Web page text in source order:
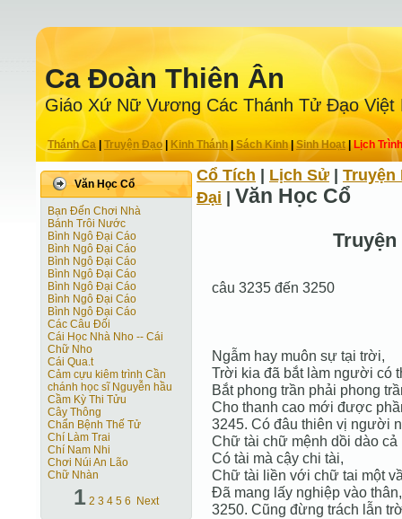
Ca Ðoàn Thiên Ân
Giáo Xứ Nữ Vương Các Thánh Tử Ðạo Việt
Thánh Ca Truyện Ðạo| Kinh Thánh Sách Kinh|Sinh Hoạt| Lịch Trình
Văn Học Cổ
Bạn Đến Chơi Nhà
Bánh Trôi Nước
Bình Ngô Đại Cáo
Bình Ngô Đại Cáo
Bình Ngô Đại Cáo
Bình Ngô Đại Cáo
Bình Ngô Đại Cáo
Bình Ngô Đại Cáo
Bình Ngô Đại Cáo
Các Câu Đối
Cái Học Nhà Nho -- Cái
Chữ Nho
Cái Qua.t
Cảm cựu kiêm trình Cần
chánh học sĩ Nguyễn hầu
Cầm Kỳ Thi Tửu
Cây Thông
Chẩn Bệnh Thế Tử
Chí Làm Trai
Chí Nam Nhi
Chơi Núi An Lão
Chữ Nhàn
1 2 3 4 5 6 Next
Cổ Tích Lịch Sử
Truyện
Ðại
Văn Học Cổ
Truyện
câu 3235 đến 3250
Ngẫm hay muôn sự tại trời,
Trời kia đã bắt làm người có
Bắt phong trần phải phong
Cho thanh cao mới được
3245. Có đâu thiên vị người
Chữ tài chữ mệnh dồi dào cả
Có tài mà cậy chi tài,
Chữ tài liền với chữ tai một
Đã mang lấy nghiệp vào thân,
3250. Cũng đừng trách lẫn